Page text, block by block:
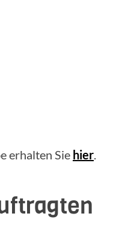
erhalten Sie hier.